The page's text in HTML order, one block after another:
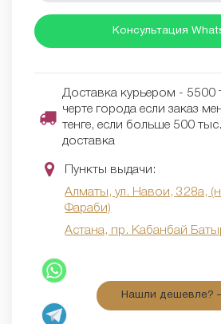
Консультация
Доставка курьером - 5500
черте города если заказ
тенге, если больше 500
доставка
Пункты выдачи:
Алматы, ул. Навои, 328а,
Фараби)
Астана, пр. Кабанбай
Нашли дешевле?